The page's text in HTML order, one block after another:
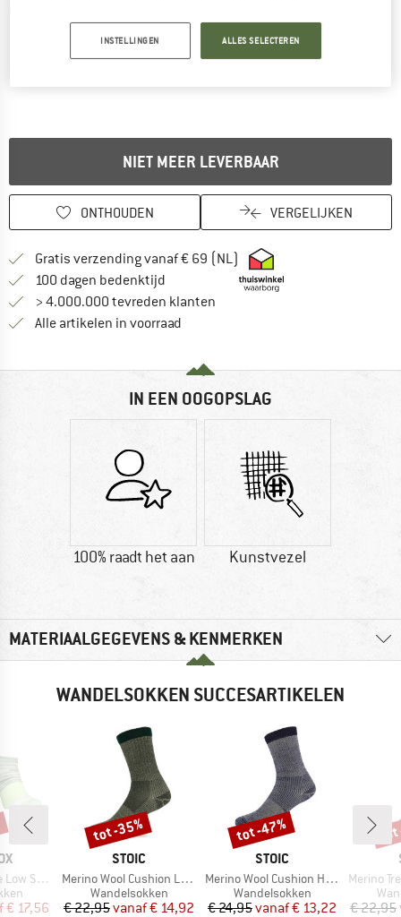
NIET MEER LEVERBAAR
ONTHOUDEN VERGELIJKEN
Gratis verzending vanaf € 69 (NL) Vind hier de
100 dagen bedenktijd Vind de betalingsinformatie hier!
> 4.000.000 tevreden klanten
Alle artikelen in voorraad
IN EEN OOGOPSLAG
100% raadt het aan Kunstvezel
MATERIAALGEGEVENS & KENMERKEN
WANDELSOKKEN SUCCESARTIKELEN
Socks
prijs
€ 17,56
MERK
STOIC
Artikel
Merino Wool Cushion Light Socks
Productgroep
Wandelsokken
Prijs
€ 22,95 Verlaagde prijs
vanaf€ 14,92
Korting
tot -35%
MERK
STOIC
Artikel
Merino Wool Cushion Heavy Socks
Productgroep
Wandelsokken
Prijs
€ 24,95 Verlaagde prijs
vanaf€ 13,22
Korting
tot -47%
Artikel
Merino
€ 22,95
INSTELLINGEN ALLES SELECTEREN